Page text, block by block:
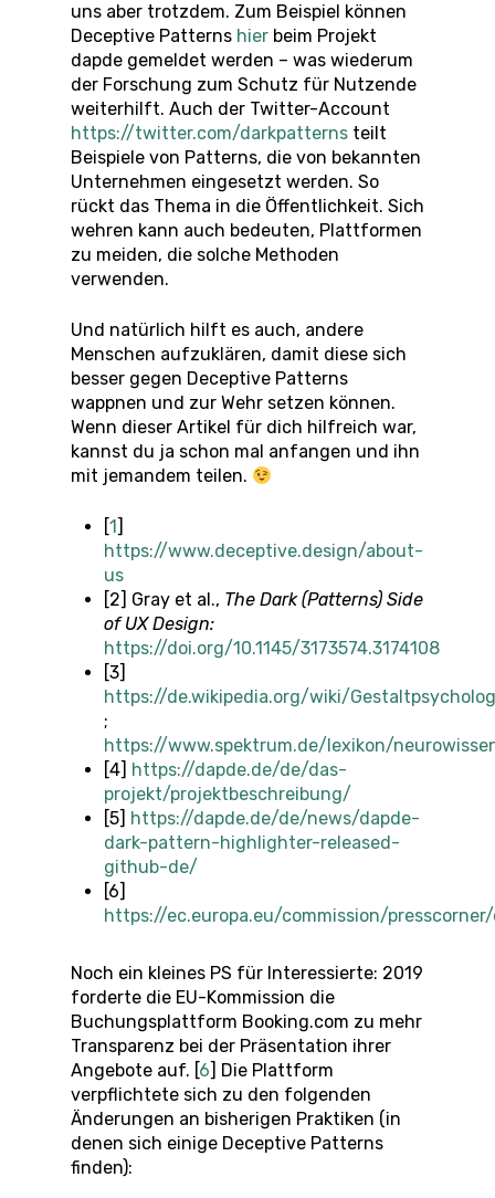
uns aber trotzdem. Zum Beispiel können
Deceptive Patterns hier beim Projekt
dapde gemeldet werden – was wiederum
der Forschung zum Schutz für Nutzende
weiterhilft. Auch der Twitter-Account
https://twitter.com/darkpatterns teilt
Beispiele von Patterns, die von bekannten
Unternehmen eingesetzt werden. So
rückt das Thema in die Öffentlichkeit. Sich
wehren kann auch bedeuten, Plattformen
zu meiden, die solche Methoden
verwenden.
Und natürlich hilft es auch, andere
Menschen aufzuklären, damit diese sich
besser gegen Deceptive Patterns
wappnen und zur Wehr setzen können.
Wenn dieser Artikel für dich hilfreich war,
kannst du ja schon mal anfangen und ihn
mit jemandem teilen.
[1]
https://www.deceptive.design/about-
us
[2] Gray et al., The Dark (Patterns) Side
of UX Design:
https://doi.org/10.1145/3173574.3174108
[3]
https://de.wikipedia.org/wiki/
;
https://www.spektrum.de/lexikon/
[4] https://dapde.de/de/das-
projekt/projektbeschreibung/
[5] https://dapde.de/de/news/dapde-
dark-pattern-highlighter-released-
github-de/
[6]
https://ec.europa.eu/commission/
Noch ein kleines PS für Interessierte: 2019
forderte die EU-Kommission die
Buchungsplattform Booking.com zu mehr
Transparenz bei der Präsentation ihrer
Angebote auf. [6] Die Plattform
verpflichtete sich zu den folgenden
Änderungen an bisherigen Praktiken (in
denen sich einige Deceptive Patterns
finden):